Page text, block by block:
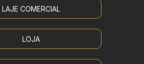
LAJE COMERCIAL
LOJA